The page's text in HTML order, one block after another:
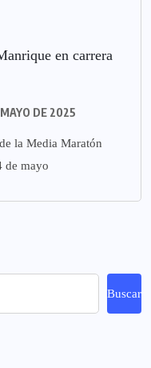
en carrera
DE 2025
la Media Maratón
de mayo
Buscar